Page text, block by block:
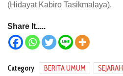
(Hidayat Kabiro Tasikmalaya).
Share It.....
Category BERITA UMUM SEJARAH